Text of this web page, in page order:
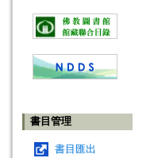
書目管理
書目匯出